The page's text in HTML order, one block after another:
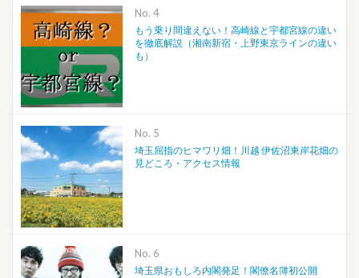
No.
もう乗り間違えない！高崎線と宇都宮線の違い
を徹底解説（湘南新宿・上野東京ラインの違い
も）
No.
埼玉屈指のヒマワリ畑！川越 伊佐沼東岸花畑の
見どころ・アクセス情報
No.
埼玉県おもしろ内閣発足！閣僚名簿初公開